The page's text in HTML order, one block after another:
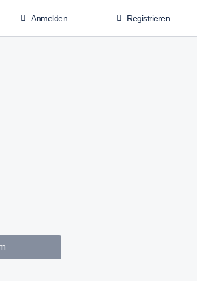
Anmelden Registrieren